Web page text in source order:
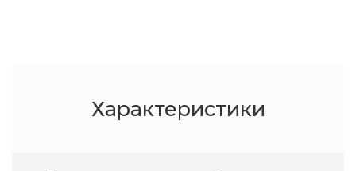
Характеристики